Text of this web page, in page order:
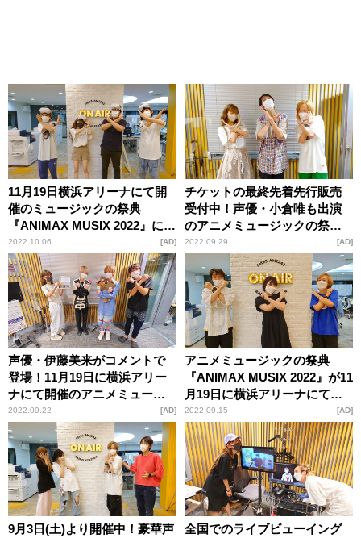
11月19日横浜アリーナにて開
催のミュージックの祭典
『ANIMAX MUSIX 2022』にロ
ックバンド・FLOWも気合十
分！チケットの最終先着先行
販売も受付中
2022.10.06 AD
チケットの最終先着先行販売
受付中！声優・小倉唯も出演
のアニメミュージックの祭典
『ANIMAX MUSIX 2022』が11
月19日横浜アリーナにて開催
2022.09.29 AD
声優・伊藤美来がコメントで
登場！11月19日に横浜アリー
ナにて開催のアニメミュージ
ックの祭典『ANIMAX MUSIX
2022』を特集
2022.09.22 AD
アニメミュージックの祭典
『ANIMAX MUSIX 2022』が11
月19日に横浜アリーナにて開
催！出演声優・大橋彩香から
コメントも
2022.09.15 AD
9月3日(土)より開催中！豪華声
全国でのライブビューイング